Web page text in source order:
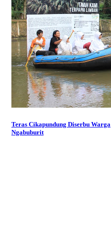
Teras Cikapundung Diserbu Warga
Ngabuburit